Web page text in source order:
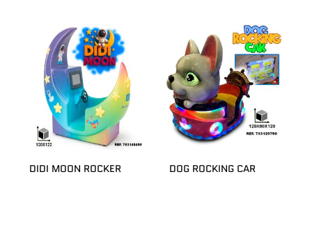
DIDI MOON ROCKER DOG ROCKING CAR